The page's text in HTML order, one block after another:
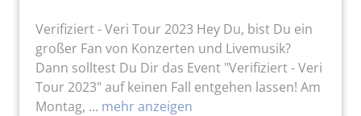
Verifiziert - Veri Tour 2023 Hey Du, bist Du ein
großer Fan von Konzerten und Livemusik?
Dann solltest Du Dir das Event "Verifiziert - Veri
Tour 2023" auf keinen Fall entgehen lassen! Am
Montag, ... mehr anzeigen